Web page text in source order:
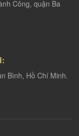
Công, quận Ba
Bình, Hồ Chí Minh.